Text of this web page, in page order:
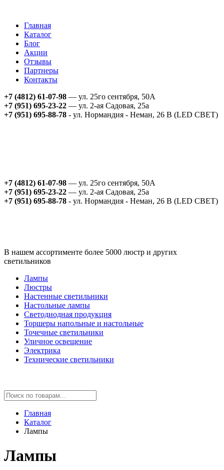
Главная
Каталог
Блог
Акции
Отзывы
Партнеры
Контакты
+7 (4812) 61-07-98 — ул. 25го сентября, 50А
+7 (951) 695-23-22 — ул. 2-ая Садовая, 25а
+7 (951) 695-88-78 - ул. Нормандия - Неман, 26 В (LED СВЕТ)
+7 (4812) 61-07-98 — ул. 25го сентября, 50А
+7 (951) 695-23-22 — ул. 2-ая Садовая, 25а
+7 (951) 695-88-78 - ул. Нормандия - Неман, 26 В (LED СВЕТ)
В нашем ассортименте более 5000 люстр и других
светильников
Лампы
Люстры
Настенные светильники
Настольные лампы
Светодиодная продукция
Торшеры напольные и настольные
Точечные светильники
Уличное освещение
Электрика
Технические светильники
Главная
Каталог
Лампы
Лампы